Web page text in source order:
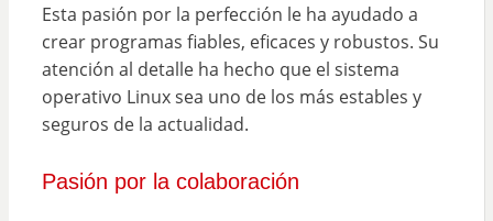
Esta pasión por la perfección le ha ayudado a
crear programas fiables, eficaces y robustos. Su
atención al detalle ha hecho que el sistema
operativo Linux sea uno de los más estables y
seguros de la actualidad.
Pasión por la colaboración